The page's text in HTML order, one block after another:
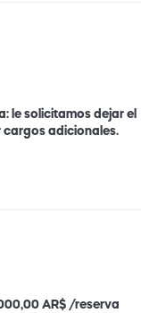
le solicitamos dejar el
cargos adicionales.
AR$ /reserva